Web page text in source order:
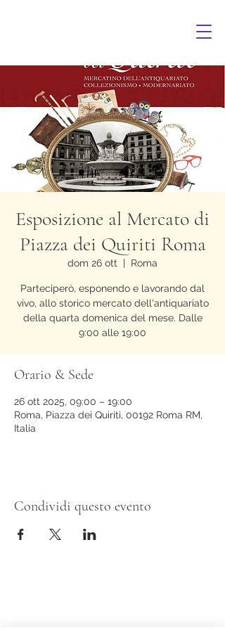
Esposizione al Mercato di
Piazza dei Quiriti Roma
dom 26 ott
  |
Roma
Parteciperò, esponendo e lavorando dal
vivo, allo storico mercato dell'antiquariato
della quarta domenica del mese. Dalle
9:00 alle 19:00
Orario & Sede
26 ott 2025, 09:00 – 19:00
Roma, Piazza dei Quiriti, 00192 Roma RM,
Italia
Condividi questo evento